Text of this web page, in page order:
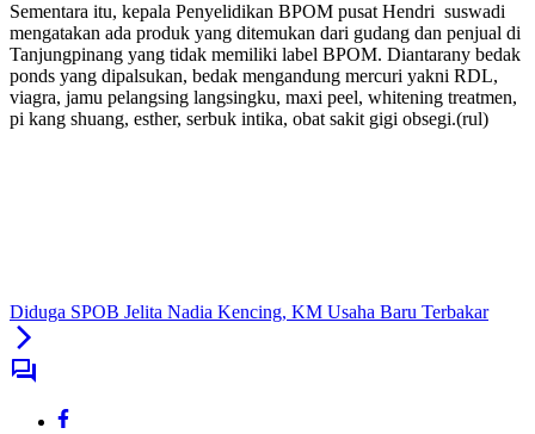
Sementara itu, kepala Penyelidikan BPOM pusat Hendri suswadi
mengatakan ada produk yang ditemukan dari gudang dan penjual di
Tanjungpinang yang tidak memiliki label BPOM. Diantarany bedak
ponds yang dipalsukan, bedak mengandung mercuri yakni RDL,
viagra, jamu pelangsing langsingku, maxi peel, whitening treatmen,
pi kang shuang, esther, serbuk intika, obat sakit gigi obsegi.(rul)
Diduga SPOB Jelita Nadia Kencing, KM Usaha Baru Terbakar